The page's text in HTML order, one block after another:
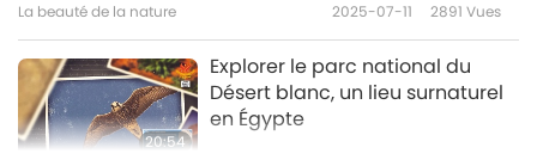
La beauté de la nature 2025-07-11 2891 Vues
20:54
Explorer le parc national du
Désert blanc, un lieu surnaturel
en Égypte